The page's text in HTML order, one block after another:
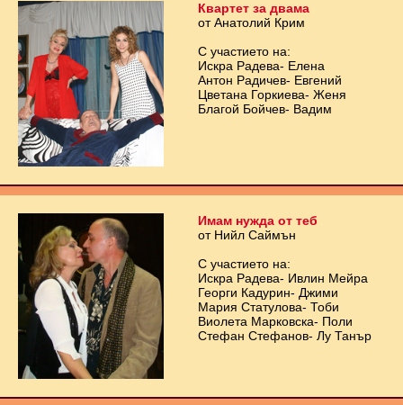
Квартет за двама
от Анатолий Крим
С участието на:
Искра Радева- Елена
Антон Радичев- Евгений
Цветана Горкиева- Женя
Благой Бойчев- Вадим
Имам нужда от теб
от Нийл Саймън
С участието на:
Искра Радева- Ивлин Мейра
Георги Кадурин- Джими
Мария Статулова- Тоби
Виолета Марковска- Поли
Стефан Стефанов- Лу Танър